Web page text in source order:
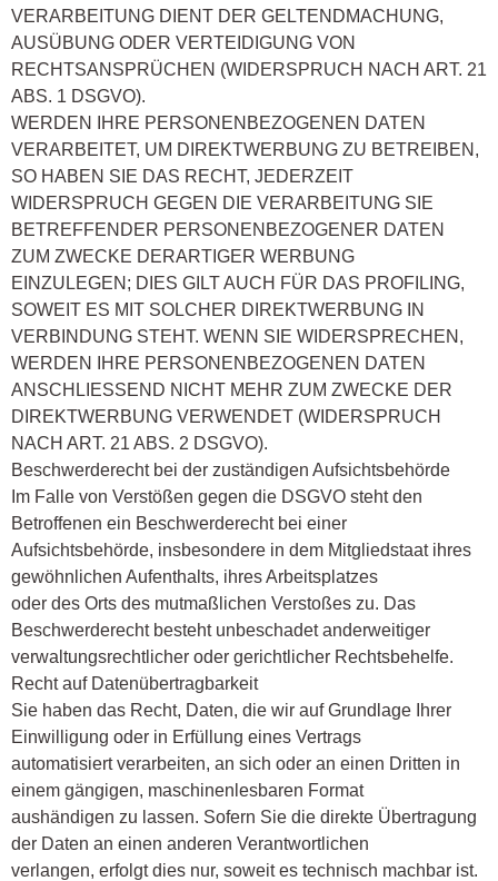
VERARBEITUNG DIENT DER GELTENDMACHUNG,
AUSÜBUNG ODER VERTEIDIGUNG VON
RECHTSANSPRÜCHEN (WIDERSPRUCH NACH ART. 21
ABS. 1 DSGVO).
WERDEN IHRE PERSONENBEZOGENEN DATEN
VERARBEITET, UM DIREKTWERBUNG ZU BETREIBEN,
SO HABEN SIE DAS RECHT, JEDERZEIT
WIDERSPRUCH GEGEN DIE VERARBEITUNG SIE
BETREFFENDER PERSONENBEZOGENER DATEN
ZUM ZWECKE DERARTIGER WERBUNG
EINZULEGEN; DIES GILT AUCH FÜR DAS PROFILING,
SOWEIT ES MIT SOLCHER DIREKTWERBUNG IN
VERBINDUNG STEHT. WENN SIE WIDERSPRECHEN,
WERDEN IHRE PERSONENBEZOGENEN DATEN
ANSCHLIESSEND NICHT MEHR ZUM ZWECKE DER
DIREKTWERBUNG VERWENDET (WIDERSPRUCH
NACH ART. 21 ABS. 2 DSGVO).
Beschwerderecht bei der zuständigen Aufsichtsbehörde
Im Falle von Verstößen gegen die DSGVO steht den
Betroffenen ein Beschwerderecht bei einer
Aufsichtsbehörde, insbesondere in dem Mitgliedstaat ihres
gewöhnlichen Aufenthalts, ihres Arbeitsplatzes
oder des Orts des mutmaßlichen Verstoßes zu. Das
Beschwerderecht besteht unbeschadet anderweitiger
verwaltungsrechtlicher oder gerichtlicher Rechtsbehelfe.
Recht auf Datenübertragbarkeit
Sie haben das Recht, Daten, die wir auf Grundlage Ihrer
Einwilligung oder in Erfüllung eines Vertrags
automatisiert verarbeiten, an sich oder an einen Dritten in
einem gängigen, maschinenlesbaren Format
aushändigen zu lassen. Sofern Sie die direkte Übertragung
der Daten an einen anderen Verantwortlichen
verlangen, erfolgt dies nur, soweit es technisch machbar ist.